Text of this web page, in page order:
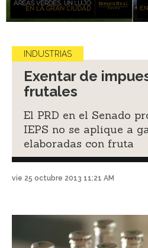
INDUSTRIAS
Exentar de
frutales
El PRD en el Senado
IEPS no se aplique a
elaboradas con fruta
vie 25 octubre 2013 11:21 AM